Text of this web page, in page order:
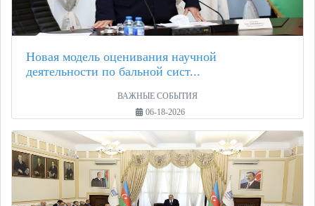
Новая модель оценивания научной
деятельности по бальной сист...
ВАЖНЫЕ СОБЫТИЯ
06-18-2026